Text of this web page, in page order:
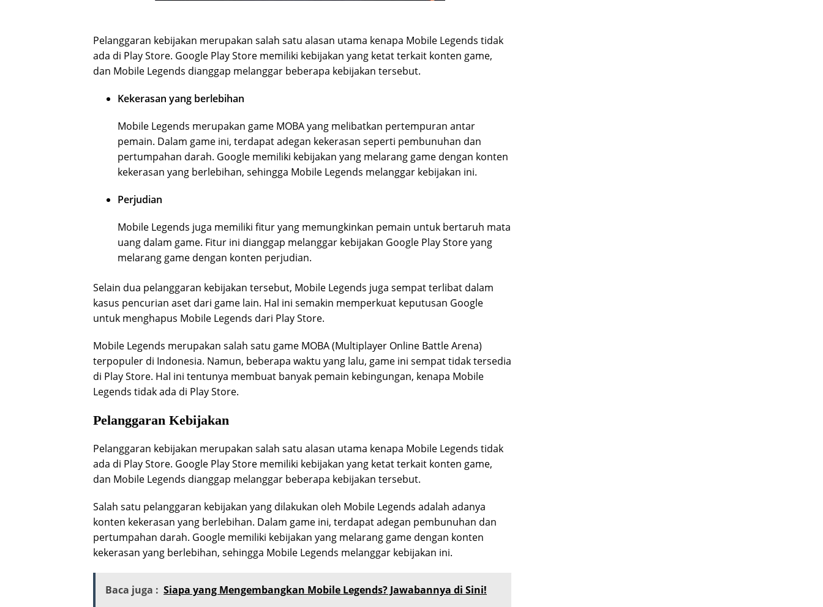
Pelanggaran kebijakan merupakan salah satu alasan utama kenapa Mobile Legends tidak
ada di Play Store. Google Play Store memiliki kebijakan yang ketat terkait konten game,
dan Mobile Legends dianggap melanggar beberapa kebijakan tersebut.
Kekerasan yang berlebihan
Mobile Legends merupakan game MOBA yang melibatkan pertempuran antar
pemain. Dalam game ini, terdapat adegan kekerasan seperti pembunuhan dan
pertumpahan darah. Google memiliki kebijakan yang melarang game dengan konten
kekerasan yang berlebihan, sehingga Mobile Legends melanggar kebijakan ini.
Perjudian
Mobile Legends juga memiliki fitur yang memungkinkan pemain untuk bertaruh mata
uang dalam game. Fitur ini dianggap melanggar kebijakan Google Play Store yang
melarang game dengan konten perjudian.
Selain dua pelanggaran kebijakan tersebut, Mobile Legends juga sempat terlibat dalam
kasus pencurian aset dari game lain. Hal ini semakin memperkuat keputusan Google
untuk menghapus Mobile Legends dari Play Store.
Mobile Legends merupakan salah satu game MOBA (Multiplayer Online Battle Arena)
terpopuler di Indonesia. Namun, beberapa waktu yang lalu, game ini sempat tidak tersedia
di Play Store. Hal ini tentunya membuat banyak pemain kebingungan, kenapa Mobile
Legends tidak ada di Play Store.
Pelanggaran Kebijakan
Pelanggaran kebijakan merupakan salah satu alasan utama kenapa Mobile Legends tidak
ada di Play Store. Google Play Store memiliki kebijakan yang ketat terkait konten game,
dan Mobile Legends dianggap melanggar beberapa kebijakan tersebut.
Salah satu pelanggaran kebijakan yang dilakukan oleh Mobile Legends adalah adanya
konten kekerasan yang berlebihan. Dalam game ini, terdapat adegan pembunuhan dan
pertumpahan darah. Google memiliki kebijakan yang melarang game dengan konten
kekerasan yang berlebihan, sehingga Mobile Legends melanggar kebijakan ini.
Baca juga : Siapa yang Mengembangkan Mobile Legends? Jawabannya di Sini!